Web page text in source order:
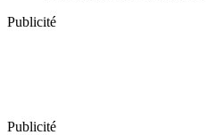
Publicité
Publicité